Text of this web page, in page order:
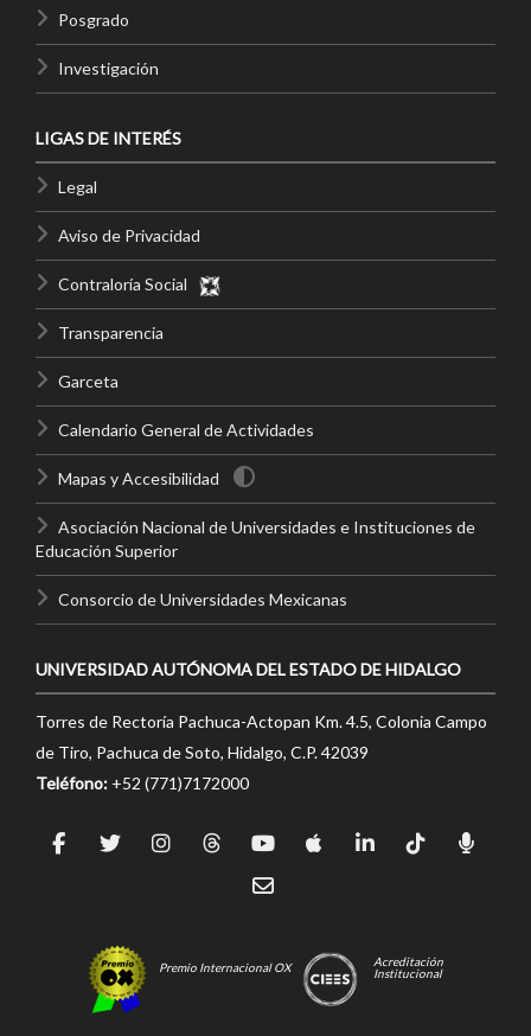
Posgrado
Investigación
LIGAS DE INTERÉS
Legal
Aviso de Privacidad
Contraloría Social
Transparencia
Garceta
Calendario General de Actividades
Mapas y Accesibilidad
Asociación Nacional de Universidades e Instituciones de
Educación Superior
Consorcio de Universidades Mexicanas
UNIVERSIDAD AUTÓNOMA DEL ESTADO DE HIDALGO
Torres de Rectoría Pachuca-Actopan Km. 4.5, Colonia Campo
de Tiro, Pachuca de Soto, Hidalgo, C.P. 42039
Teléfono: +52 (771)7172000
Premio Internacional OX
Acreditación
Institucional